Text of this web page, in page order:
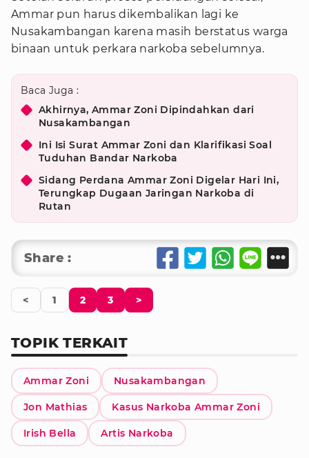
Ammar pun harus dikembalikan lagi ke
Nusakambangan karena masih berstatus warga
binaan untuk perkara narkoba sebelumnya.
Baca Juga :
Akhirnya, Ammar Zoni Dipindahkan dari
Nusakambangan
Ini Isi Surat Ammar Zoni dan Klarifikasi Soal
Tuduhan Bandar Narkoba
Sidang Perdana Ammar Zoni Digelar Hari Ini,
Terungkap Dugaan Jaringan Narkoba di
Rutan
Share :
< 1 2 3 >
TOPIK TERKAIT
Ammar Zoni Nusakambangan
Jon Mathias Kasus Narkoba Ammar Zoni
Irish Bella Artis Narkoba